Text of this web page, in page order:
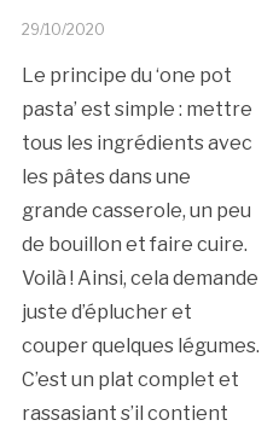
29/10/2020
Le principe du ‘one pot
pasta’ est simple : mettre
tous les ingrédients avec
les pâtes dans une
grande casserole, un peu
de bouillon et faire cuire.
Voilà ! Ainsi, cela demande
juste d’éplucher et
couper quelques légumes.
C’est un plat complet et
rassasiant s’il contient